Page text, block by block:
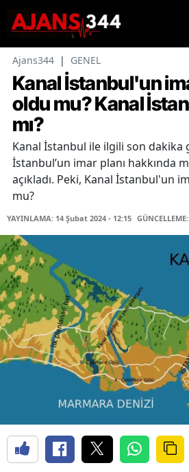
Ajans344 | GENEL
Kanal İstanbul'un
oldu mu? Kanal
mı?
Kanal İstanbul ile ilgili son dakika
İstanbul’un imar planı hakkında
açıkladı. Peki, Kanal İstanbul'un
mu?
YAYINLAMA: 14 Şubat 2024 - 12:15